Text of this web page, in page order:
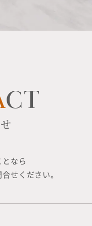
CT
なら
せください。